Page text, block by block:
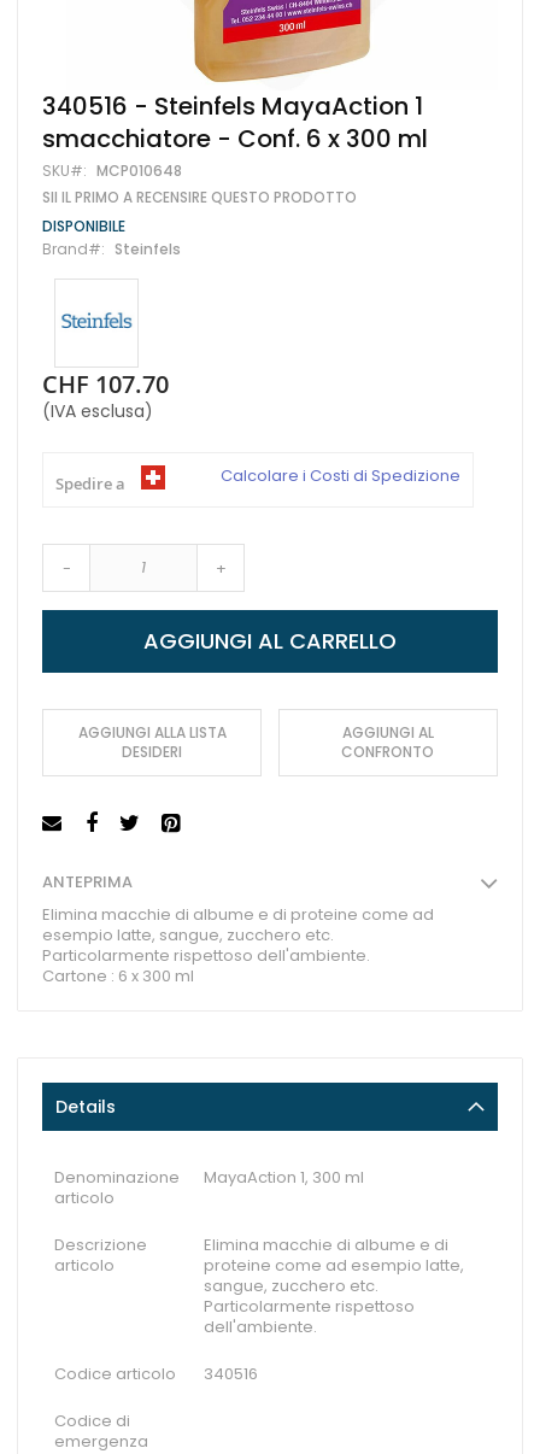
Vai
all'inizio
della
galleria
di
immagini
340516 - Steinfels MayaAction 1
smacchiatore - Conf. 6 x 300 ml
SKU MCP010648
SII IL PRIMO A RECENSIRE QUESTO PRODOTTO
DISPONIBILE
Brand
Steinfels
CHF 107.70
(IVA esclusa)
Spedire a Calcolare i Costi di Spedizione
- +
AGGIUNGI AL CARRELLO
AGGIUNGI ALLA LISTA
DESIDERI
AGGIUNGI AL
CONFRONTO
ANTEPRIMA
Elimina macchie di albume e di proteine come ad
esempio latte, sangue, zucchero etc.
Particolarmente rispettoso dell'ambiente.
Cartone : 6 x 300 ml
Details
Denominazione
articolo
MayaAction 1, 300 ml
Descrizione
articolo
Elimina macchie di albume e di
proteine come ad esempio latte,
sangue, zucchero etc.
Particolarmente rispettoso
dell'ambiente.
Codice articolo 340516
Codice di
emergenza